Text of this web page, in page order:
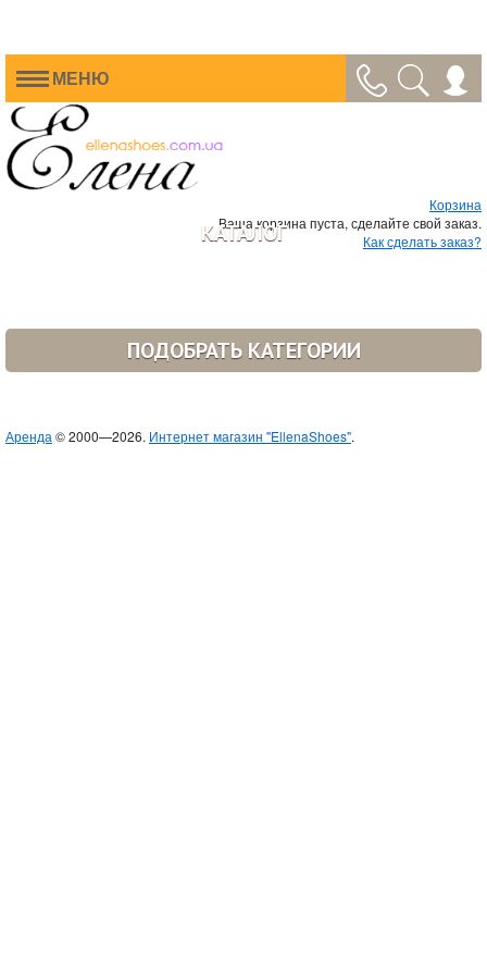
МЕНЮ
Корзина
Ваша корзина пуста, сделайте свой заказ.
Как сделать заказ?
КАТАЛОГ
ПОДОБРАТЬ КАТЕГОРИИ
Аренда © 2000—2026. Интернет магазин "EllenaShoes".